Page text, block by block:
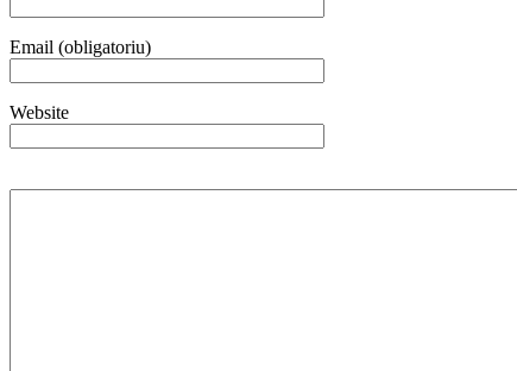
Email (obligatoriu)
Website